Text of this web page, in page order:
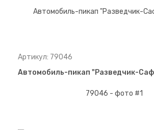
Артикул: 79046
Автомобиль-пикап "Разведчик-